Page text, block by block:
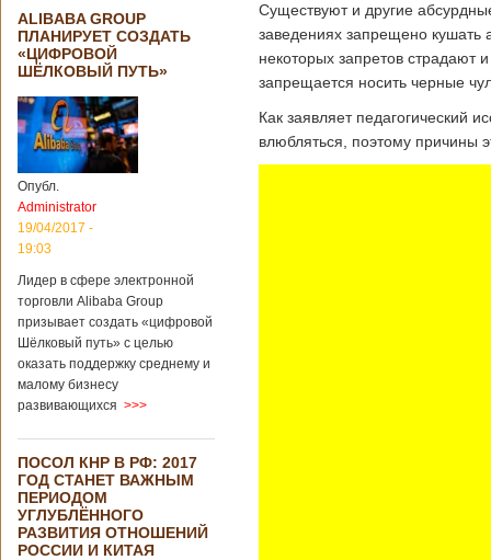
ALIBABA GROUP
ПЛАНИРУЕТ СОЗДАТЬ
«ЦИФРОВОЙ
ШЁЛКОВЫЙ ПУТЬ»
Опубл.
Administrator
19/04/2017 -
19:03
Лидер в сфере электронной
торговли Alibaba Group
призывает создать «цифровой
Шёлковый путь» с целью
оказать поддержку среднему и
малому бизнесу
развивающихся >>>
ПОСОЛ КНР В РФ: 2017
ГОД СТАНЕТ ВАЖНЫМ
ПЕРИОДОМ
УГЛУБЛЁННОГО
РАЗВИТИЯ ОТНОШЕНИЙ
РОССИИ И КИТАЯ
Существуют и другие
заведениях запрещено кушать
некоторых запретов страдают
запрещается носить черные
Как заявляет педагогический
влюбляться, поэтому причины